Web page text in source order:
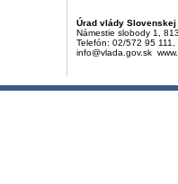
Úrad vlády
Námestie slobody 1,
Telefón: 02/572 95
info@vlada.gov.sk